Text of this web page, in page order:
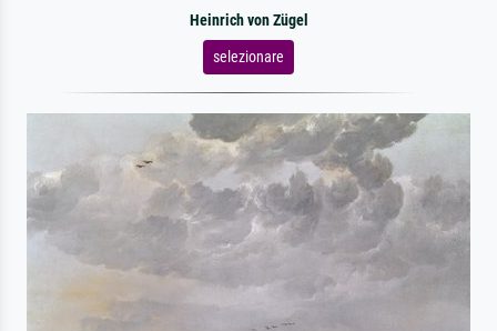
Heinrich von Zügel
selezionare